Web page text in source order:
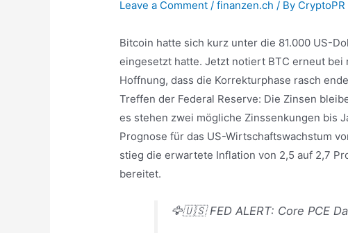
Leave a Comment /finanzen.ch / By CryptoPR
Bitcoin hatte sich kurz unter die 81.000 US-
eingesetzt hatte. Jetzt notiert BTC erneut
Hoffnung, dass die Korrekturphase rasch
Treffen der Federal Reserve: Die Zinsen
es stehen zwei mögliche Zinssenkungen bis
Prognose für das US-Wirtschaftswachstum
stieg die erwartete Inflation von 2,5 auf 2,7
bereitet.
🦅🇺🇸 FED ALERT: Core PCE